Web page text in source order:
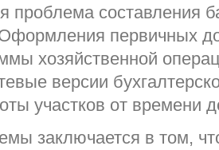
проблема составления
первичных
хозяйственной
версии
участков от времени
заключается в том,